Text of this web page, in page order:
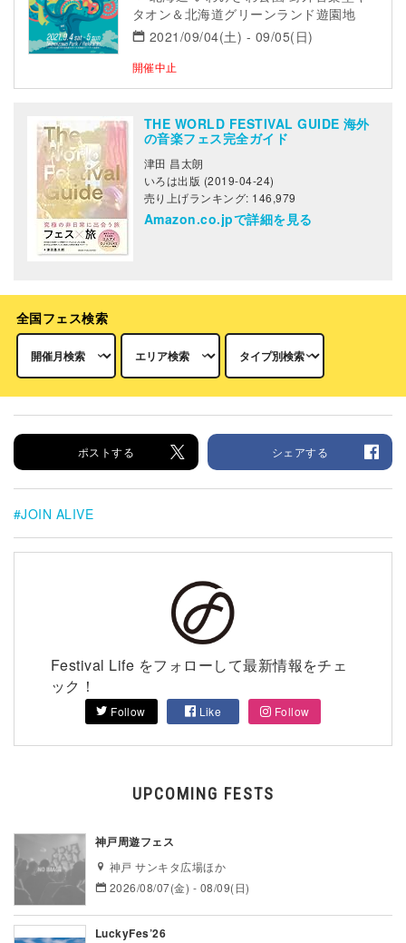
タオン＆北海道グリーンランド遊園地
2021/09/04(土) - 09/05(日)
開催中止
THE WORLD FESTIVAL GUIDE 海外
の音楽フェス完全ガイド
津田 昌太朗
いろは出版 (2019-04-24)
売り上げランキング: 146,979
Amazon.co.jpで詳細を見る
全国フェス検索
ポストする シェアする
JOIN ALIVE
Festival Life をフォローして最新情報をチェ
ック！
Follow Like Follow
UPCOMING FESTS
神戸周遊フェス
神戸 サンキタ広場ほか
2026/08/07(金) - 08/09(日)
LuckyFes’26